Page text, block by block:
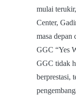
mulai
Center,
masa depan
GGC “Yes
GGC tidak
berprestasi,